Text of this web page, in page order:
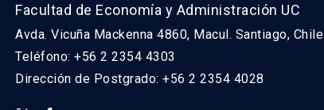
Facultad de Economía y Administración UC
Avda. Vicuña Mackenna 4860, Macul. Santiago, Chile
Teléfono: +56 2 2354 4303
Dirección de Postgrado: +56 2 2354 4028